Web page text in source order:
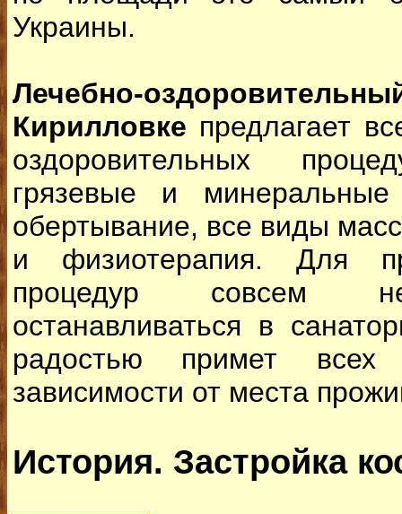
Украины.
Лечебно-
Кирилловке предлагает
оздоровительных
грязевые и
обертывание, все виды
и физиотерапия. Для
процедур совсем
останавливаться в
радостью примет
зависимости от места
История. Застройка